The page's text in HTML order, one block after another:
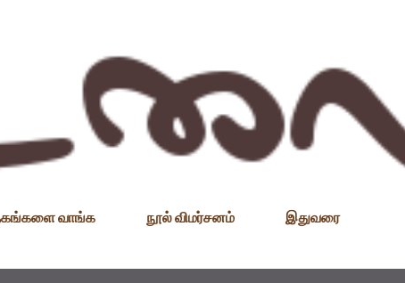
வாங்க நூல் விமர்சனம் இதுவரை